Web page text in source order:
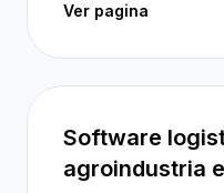
Ver pagina
Software
agroindustria